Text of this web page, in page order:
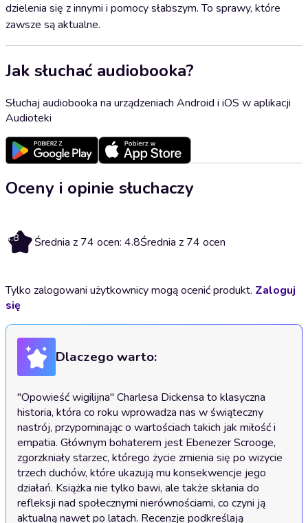
dzielenia się z innymi i pomocy słabszym. To sprawy, które
zawsze są aktualne.
Jak słuchać audiobooka?
Słuchaj audiobooka na urządzeniach Android i iOS w aplikacji
Audioteki
Oceny i opinie słuchaczy
4.8 Średnia z 74 ocen: 4.8Średnia z 74 ocen
Tylko zalogowani użytkownicy mogą ocenić produkt. Zaloguj
się
Dlaczego warto:
"Opowieść wigilijna" Charlesa Dickensa to klasyczna
historia, która co roku wprowadza nas w świąteczny
nastrój, przypominając o wartościach takich jak miłość i
empatia. Głównym bohaterem jest Ebenezer Scrooge,
zgorzkniały starzec, którego życie zmienia się po wizycie
trzech duchów, które ukazują mu konsekwencje jego
działań. Książka nie tylko bawi, ale także skłania do
refleksji nad społecznymi nierównościami, co czyni ją
aktualną nawet po latach. Recenzje podkreślają